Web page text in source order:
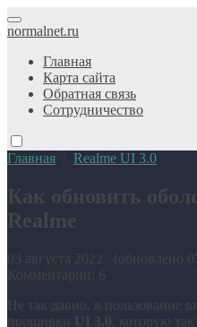
normalnet.ru
Главная
Карта сайта
Обратная связь
Сотрудничество
Главная Realme UI 3.0
Как обновить
Realme
03 августа 2022 (обновлено
Комментарии: 6
Не так давно, в пользование
прошивки UI 3.0 , которую